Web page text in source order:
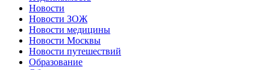
Новости
Новости ЗОЖ
Новости медицины
Новости Москвы
Новости путешествий
Образование